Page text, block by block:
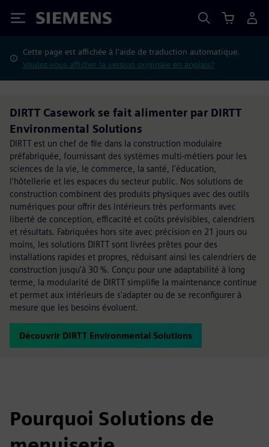
Siemens
Cette page est affichée à l'aide de traduction automatique.
Voulez-vous afficher la version originale en anglais?
DIRTT Casework se fait alimenter par DIRTT
Environmental Solutions
DIRTT est un chef de file dans la construction modulaire
préfabriquée, fournissant des systèmes multi-métiers pour les
sciences de la vie, le commerce, la santé, l'éducation,
l'hôtellerie et les espaces du secteur public. Nos solutions de
construction combinent des produits physiques avec des outils
numériques pour offrir des intérieurs très performants avec
liberté de conception, efficacité et coûts prévisibles, calendriers
et résultats. Fabriquées hors site avec précision en 21 jours ou
moins, les solutions DIRTT sont livrées prêtes pour des
installations rapides et propres, réduisant ainsi les calendriers de
construction jusqu'à 30 %. Conçu pour une adaptabilité à long
terme, la modularité de DIRTT simplifie la maintenance continue
et permet aux intérieurs de s'adapter ou de se reconfigurer à
mesure que les besoins évoluent.
Découvrir DIRTT Environmental Solutions
Pourquoi Solutions de